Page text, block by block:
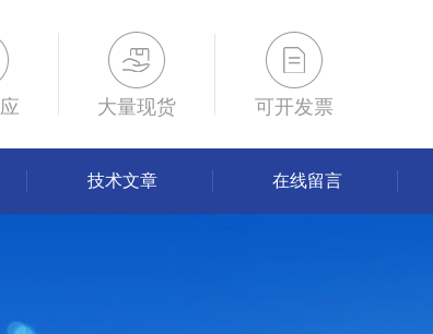
大量现货 可开发票
技术文章 在线留言